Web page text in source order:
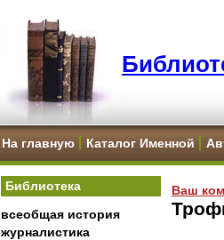
На главную Каталог Именной
Библиотека
всеобщая история
журналистика
Ваш